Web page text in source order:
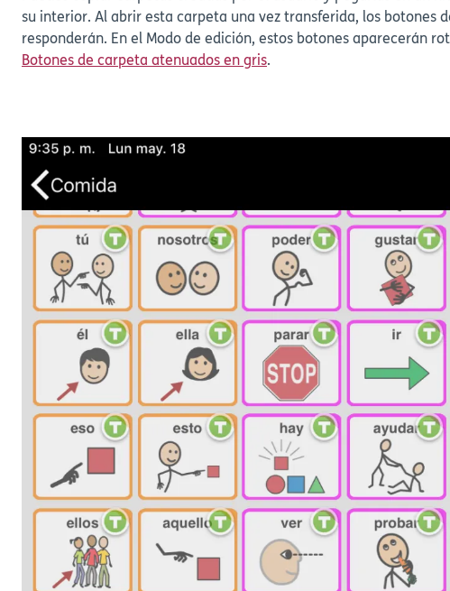
su interior. Al abrir esta carpeta una vez transferida, los botones
responderán. En el Modo de edición, estos botones aparecerán
Botones de carpeta atenuados en gris.